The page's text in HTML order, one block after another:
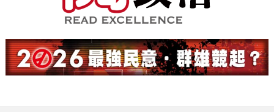
閱政治 Read Gov News
題，也要專業評論，閱政治與多元的政治評論家與專欄作家邀稿合作，
讓讀者有最多元和專業的選擇。